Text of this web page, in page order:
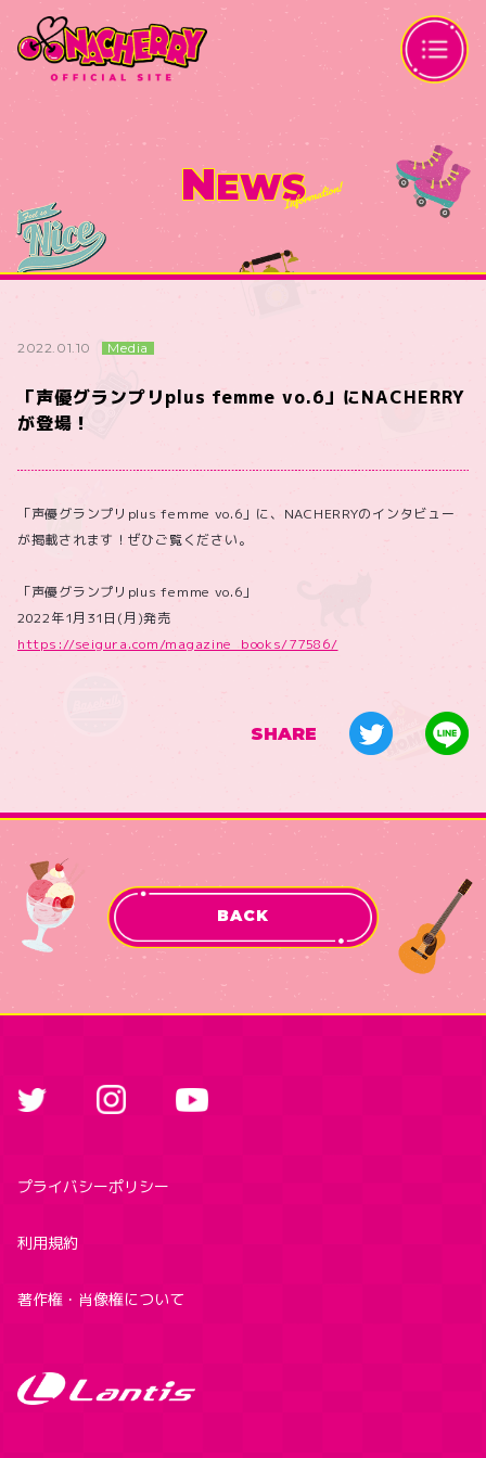
NEWS
2022.01.10 Media
「声優グランプリplus femme vo.6」にNACHERRY
が登場！
「声優グランプリplus femme vo.6」に、NACHERRYのインタビュー
が掲載されます！ぜひご覧ください。
「声優グランプリplus femme vo.6」
2022年1月31日(月)発売
https://seigura.com/magazine_books/77586/
SHARE
BACK
プライバシーポリシー
利用規約
著作権・肖像権について